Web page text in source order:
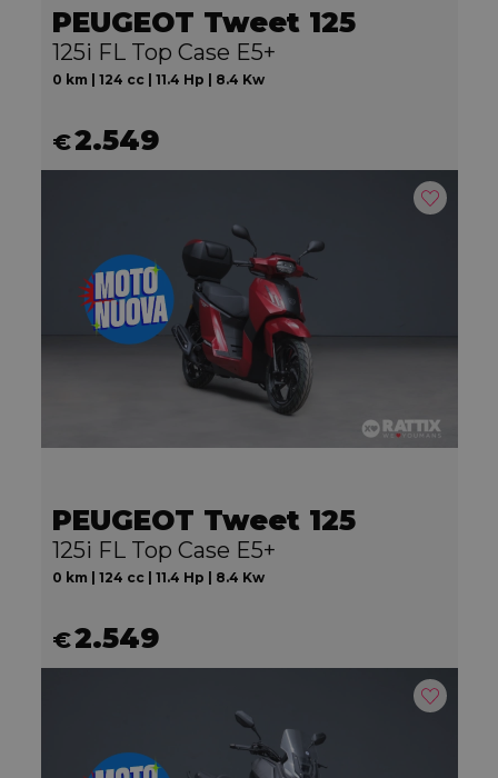
PEUGEOT Tweet 125
125i FL Top Case E5+
0 km | 124 cc | 11.4 Hp | 8.4 Kw
€2.549
PEUGEOT Tweet 125
125i FL Top Case E5+
0 km | 124 cc | 11.4 Hp | 8.4 Kw
€2.549